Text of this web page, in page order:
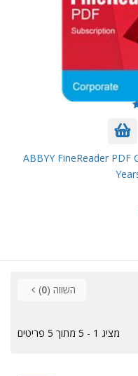
ABBYY FineReader PDF
השווה (0
)
מציג 1 - 5 מתוך 5 פריטים